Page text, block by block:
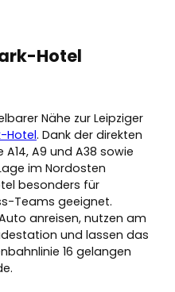
Hotel
Nähe zur Leipziger
Hotel. Dank der direkten
A9 und A38 sowie
im Nordosten
besonders für
Teams geeignet.
anreisen, nutzen am
und lassen das
16 gelangen